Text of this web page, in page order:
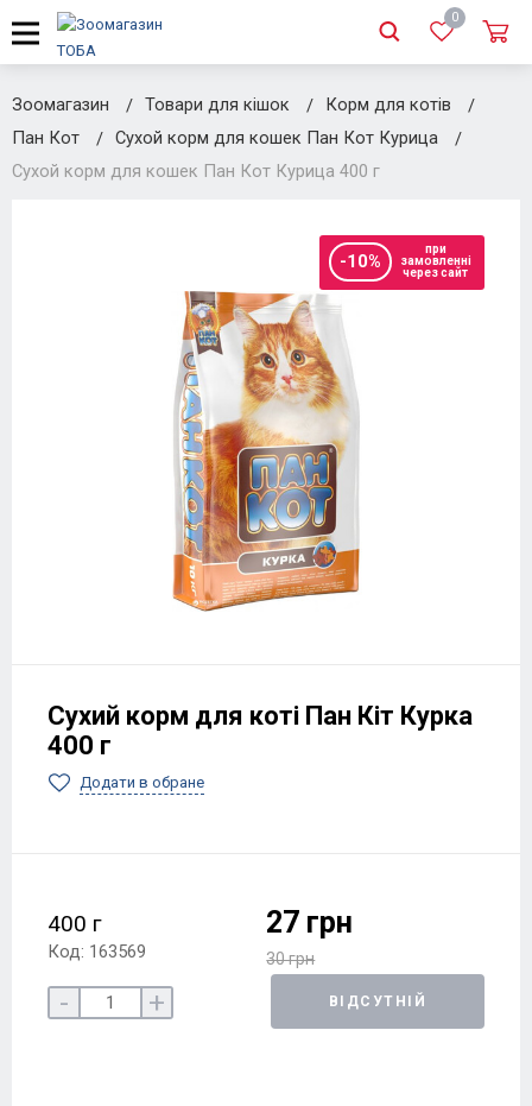
0
Зоомагазин Товари для кішок
Корм для котів
Пан Кот
Сухой корм для кошек Пан Кот Курица
Сухой корм для кошек Пан Кот Курица 400 г
-10%
при
замовленні
через сайт
Сухий корм для коті Пан Кіт Курка
400 г
Додати в обране
400 г
Код: 163569
27 грн
30 грн
- + ВІДСУТНІЙ